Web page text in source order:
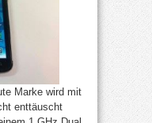
Marke wird mit
enttäuscht